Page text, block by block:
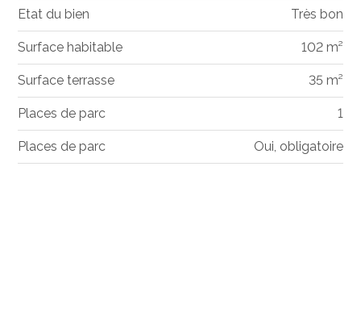
Etat du bien Très bon
Surface habitable 102 m²
Surface terrasse 35 m²
Places de parc 1
Places de parc Oui, obligatoire